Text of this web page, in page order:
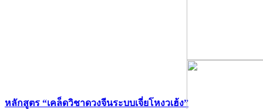
หลักสูตร “เคล็ดวิชาดวงจีนระบบเจี่ยโหงวเฮ้ง”